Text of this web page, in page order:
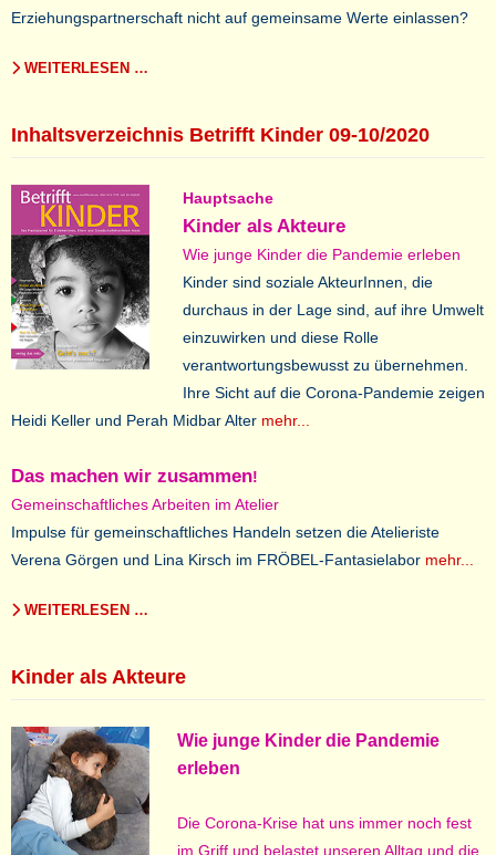
Erziehungspartnerschaft nicht auf gemeinsame Werte einlassen?
WEITERLESEN …
Inhaltsverzeichnis Betrifft Kinder 09-10/2020
Hauptsache
Kinder als Akteure
Wie junge Kinder die Pandemie erleben
Kinder sind soziale AkteurInnen, die
durchaus in der Lage sind, auf ihre Umwelt
einzuwirken und diese Rolle
verantwortungsbewusst zu übernehmen.
Ihre Sicht auf die Corona-Pandemie zeigen
Heidi Keller und Perah Midbar Alter mehr...
Das machen wir zusammen!
Gemeinschaftliches Arbeiten im Atelier
Impulse für gemeinschaftliches Handeln setzen die Atelieriste
Verena Görgen und Lina Kirsch im FRÖBEL-Fantasielabor mehr...
WEITERLESEN …
Kinder als Akteure
Wie junge Kinder die Pandemie
erleben
Die Corona-Krise hat uns immer noch fest
im Griff und belastet unseren Alltag und die